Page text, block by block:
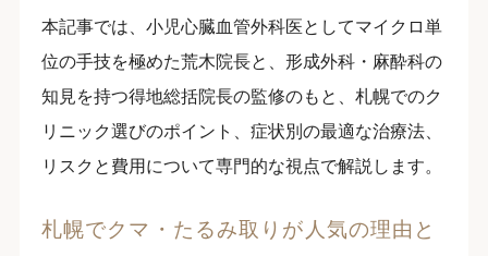
本記事では、小児心臓血管外科医としてマイクロ単
位の手技を極めた荒木院長と、形成外科・麻酔科の
知見を持つ得地総括院長の監修のもと、札幌でのク
リニック選びのポイント、症状別の最適な治療法、
リスクと費用について専門的な視点で解説します。
札幌でクマ・たるみ取りが人気の理由と